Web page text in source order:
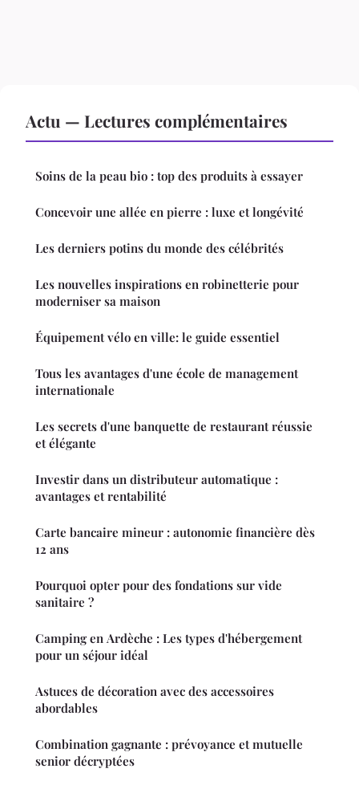
Actu — Lectures complémentaires
Soins de la peau bio : top des produits à essayer
Concevoir une allée en pierre : luxe et longévité
Les derniers potins du monde des célébrités
Les nouvelles inspirations en robinetterie pour
moderniser sa maison
Équipement vélo en ville: le guide essentiel
Tous les avantages d'une école de management
internationale
Les secrets d'une banquette de restaurant réussie
et élégante
Investir dans un distributeur automatique :
avantages et rentabilité
Carte bancaire mineur : autonomie financière dès
12 ans
Pourquoi opter pour des fondations sur vide
sanitaire ?
Camping en Ardèche : Les types d'hébergement
pour un séjour idéal
Astuces de décoration avec des accessoires
abordables
Combination gagnante : prévoyance et mutuelle
senior décryptées